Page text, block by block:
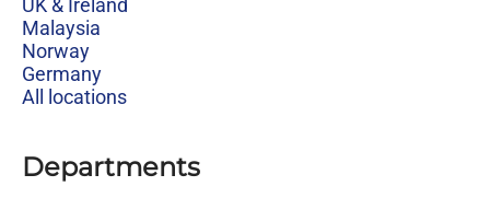
UK & Ireland
Malaysia
Norway
Germany
All locations
Departments